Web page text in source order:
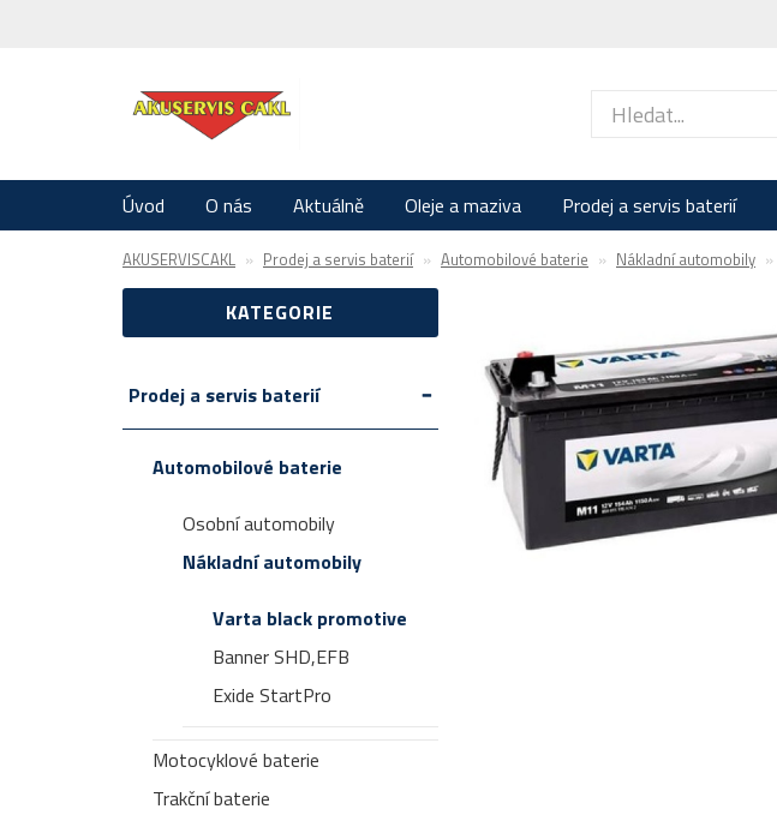
Úvod O nás Aktuálně Oleje a maziva Prodej a servis baterií
AKUSERVISCAKL Prodej a servis baterií Automobilové baterie Nákladní automobily
KATEGORIE
Prodej a servis baterií
Automobilové baterie
Osobní automobily
Nákladní automobily
Varta black promotive
Banner SHD,EFB
Exide StartPro
Motocyklové baterie
Trakční baterie